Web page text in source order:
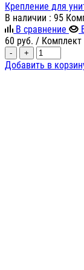
Крепление для
В наличии : 95
В сравнение
60 руб. / Комплект
- +
Добавить в